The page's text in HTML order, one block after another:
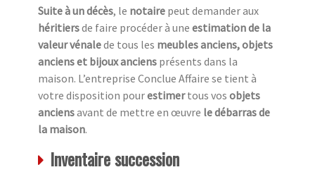
Suite à un décès, le notaire peut demander aux
héritiersde faire procéder à une estimation de la
valeur vénalede tous les meubles anciens, objets
anciens et bijoux anciens présents dans la
maison. L’entreprise Conclue Affaire se tient à
votre disposition pourestimertous vos objets
anciensavant de mettre en œuvre le débarras de
la maison.
Inventaire succession